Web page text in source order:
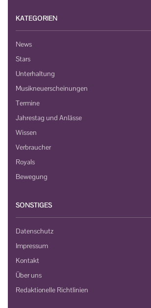
KATEGORIEN
News
Stars
Unterhaltung
Musikneuerscheinungen
Termine
Jahrestag und Anlässe
Wissen
Verbraucher
Royals
Bewegung
SONSTIGES
Datenschutz
Impressum
Kontakt
Über uns
Redaktionelle Richtlinien